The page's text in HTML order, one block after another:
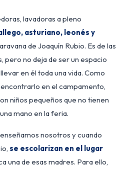
lavadoras a pleno
asturiano, leonés y
de Joaquín Rubio. Es de las
pero no deja de ser un espacio
en él toda una vida. Como
en el campamento,
niños pequeños que no tienen
mano en la feria.
nosotros y cuando
se escolarizan en el lugar
una de esas madres. Para ello,